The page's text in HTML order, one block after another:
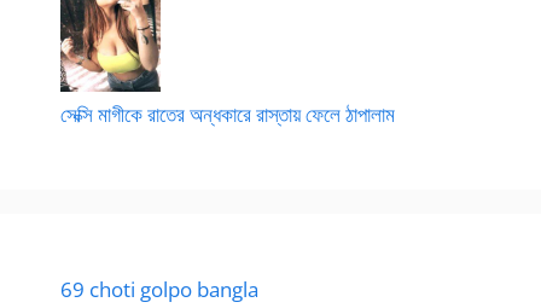
সেক্সি মাগীকে রাতের অন্ধকারে রাস্তায় ফেলে ঠাপালাম
69 choti golpo bangla